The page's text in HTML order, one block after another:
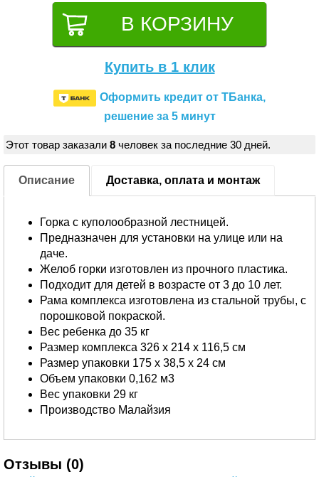
Купить в 1 клик
Оформить кредит от ТБанка,
решение за 5 минут
Этот товар заказали 8 человек за последние 30 дней.
Описание Доставка, оплата и монтаж
Горка с куполообразной лестницей.
Предназначен для установки на улице или на
даче.
Желоб горки изготовлен из прочного пластика.
Подходит для детей в возрасте от 3 до 10 лет.
Рама комплекса изготовлена из стальной трубы, с
порошковой покраской.
Вес ребенка до 35 кг
Размер комплекса 326 х 214 х 116,5 см
Размер упаковки 175 х 38,5 х 24 см
Объем упаковки 0,162 м3
Вес упаковки 29 кг
Производство Малайзия
Отзывы (0)